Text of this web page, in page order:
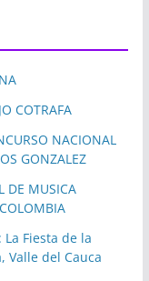
COTRAFA
NACIONAL
GONZALEZ
DE MUSICA
Fiesta de la
Valle del Cauca